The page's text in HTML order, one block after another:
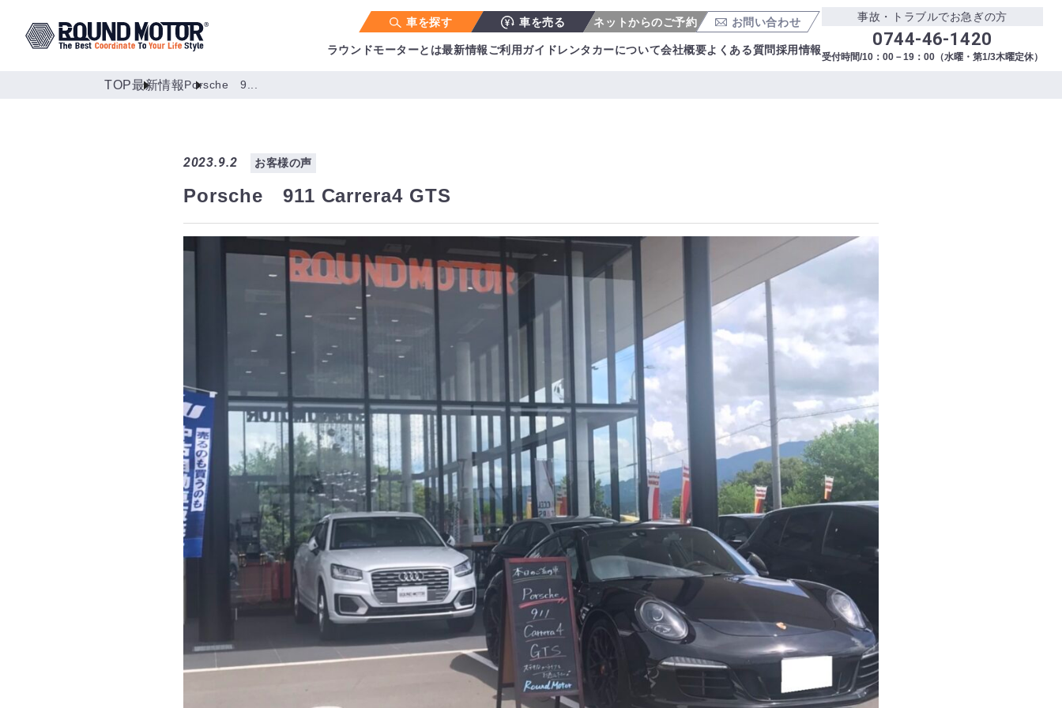
車を探す 車を売る ネットからのご予約 お問い合わせ
ラウンドモーターとは最新情報ご利用ガイドレンタカーについて会社概要よくある質問採用情報
事故・トラブルでお急ぎの方
0744-46-1420
受付時間/10：00－19：00（水曜・第1/3木曜定休）
TOP最新情報Porsche 9...
2023.9.2 お客様の声
Porsche 911 Carrera4 GTS